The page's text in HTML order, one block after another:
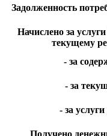
Задолженность
Начислено за
текущему
- за
- за
- за
Получено